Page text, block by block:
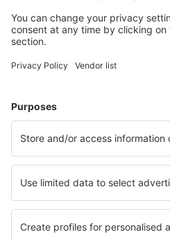
Tervezze meg az utazást
Repülőjegy
Szállás
Repülő+Hotel
Hotelek
Transzferek
Látnivalók
Sportesemények